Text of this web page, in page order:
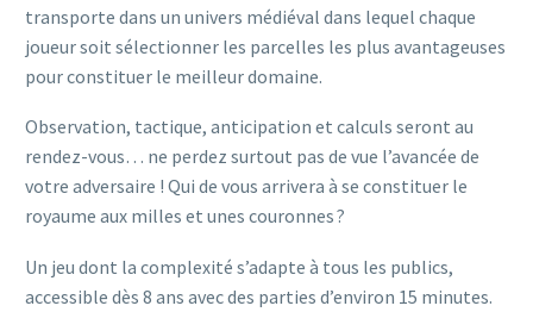
transporte dans un univers médiéval dans lequel chaque
joueur soit sélectionner les parcelles les plus avantageuses
pour constituer le meilleur domaine.
Observation, tactique, anticipation et calculs seront au
rendez-vous… ne perdez surtout pas de vue l’avancée de
votre adversaire ! Qui de vous arrivera à se constituer le
royaume aux milles et unes couronnes ?
Un jeu dont la complexité s’adapte à tous les publics,
accessible dès 8 ans avec des parties d’environ 15 minutes.